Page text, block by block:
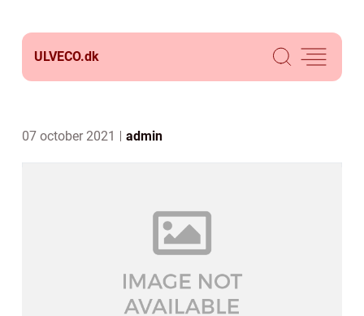
ULVECO.dk
07 october 2021 admin